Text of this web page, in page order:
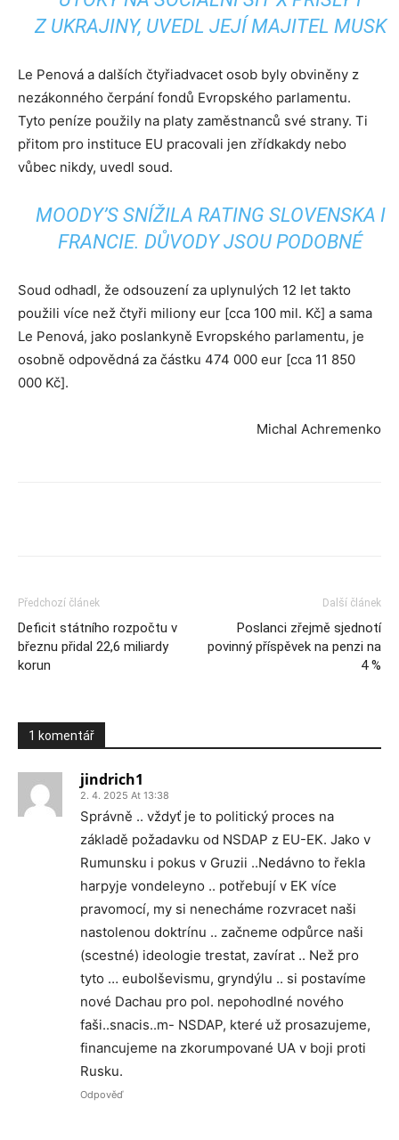
Z UKRAJINY, UVEDL JEJÍ MAJITEL MUSK
Le Penová a dalších čtyřiadvacet osob byly obviněny z
nezákonného čerpání fondů Evropského parlamentu.
Tyto peníze použily na platy zaměstnanců své strany. Ti
přitom pro instituce EU pracovali jen zřídkakdy nebo
vůbec nikdy, uvedl soud.
MOODY’S SNÍŽILA RATING SLOVENSKA I
FRANCIE. DŮVODY JSOU PODOBNÉ
Soud odhadl, že odsouzení za uplynulých 12 let takto
použili více než čtyři miliony eur [cca 100 mil. Kč] a sama
Le Penová, jako poslankyně Evropského parlamentu, je
osobně odpovědná za částku 474 000 eur [cca 11 850
000 Kč].
Michal Achremenko
Předchozí článek
Deficit státního rozpočtu v
březnu přidal 22,6 miliardy
korun
Další článek
Poslanci zřejmě sjednotí
povinný příspěvek na penzi na
4 %
1 komentář
jindrich1
2. 4. 2025 At 13:38
Správně .. vždyť je to politický proces na
základě požadavku od NSDAP z EU-EK. Jako v
Rumunsku i pokus v Gruzii ..Nedávno to řekla
harpyje vondeleyno .. potřebují v EK více
pravomocí, my si nenecháme rozvracet naši
nastolenou doktrínu .. začneme odpůrce naši
(scestné) ideologie trestat, zavírat .. Než pro
tyto … eubolševismu, gryndýlu .. si postavíme
nové Dachau pro pol. nepohodlné nového
faši..snacis..m- NSDAP, které už prosazujeme,
financujeme na zkorumpované UA v boji proti
Rusku.
Odpověď